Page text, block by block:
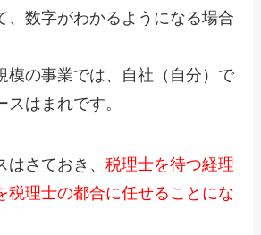
、数字がわかるようになる場合
模の事業では、自社（自分）で
はまれです。
はさておき、税理士を待つ経理
税理士の都合に任せることにな